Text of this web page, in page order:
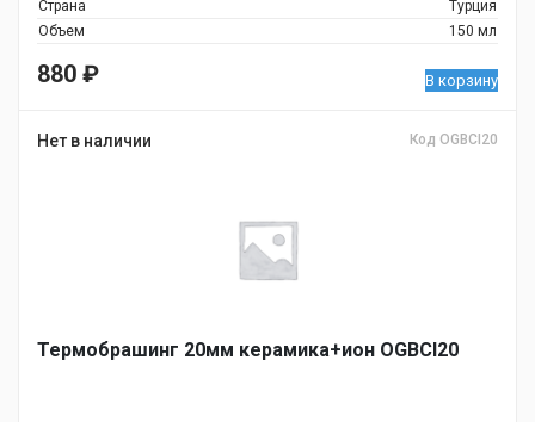
Страна
Турция
Объем
150 мл
880 ₽ В корзину
Нет в наличии Код OGBCI20
Термобрашинг 20мм керамика+ион OGBCI20